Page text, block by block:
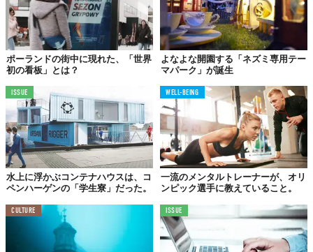
その後、オレクくんは無事ニューヨークへ到着。昨日更新された
ばかりのマラチョフスキのFBには、
「グッドニュース！オレクが、ニューヨークで最初の治療
を無事終えたらしい！」
と喜びの声が投稿されている。
マラチョフスキの勇敢な決断に対しては、「君こそがポーランド
の英雄だ」「メダルは銀色だったけれど、あなたはゴールド
よ！」などと、世界中から賞賛の声が相次いでいる。
彼が獲得したのは、もはや金メダル以上に価値のある銀メダル。
そのことを疑う者など、どこにもいないはずだ。
Top Photo by
Quinn Rooney/Getty Images Sport/Getty Images
Reference:Piotr Małachowski
ポーランドの街中に現れた、「世界
初の看板」とは？
よなよな開園する「ネズミ専用テー
マパーク」が誕生
ISSUE
水上に浮かぶコンテナハウスは、コ
ペンハーゲンの「学生寮」だった。
WELL-BEING
一流のメンタルトレーナーが、オリ
ンピック選手に教えていること。
CULTURE ISSUE